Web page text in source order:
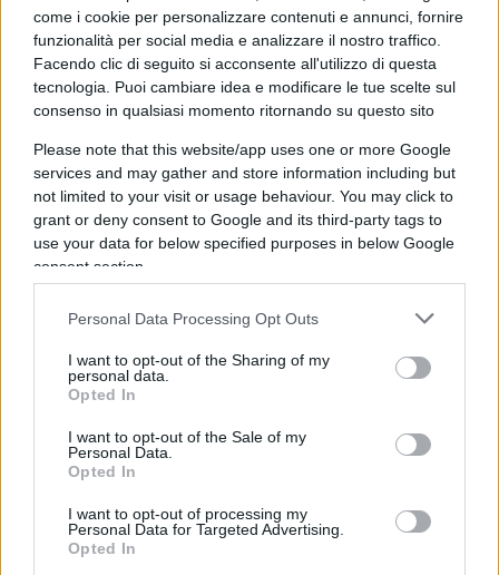
come i cookie per personalizzare contenuti e annunci, fornire
funzionalità per social media e analizzare il nostro traffico.
Facendo clic di seguito si acconsente all'utilizzo di questa
tecnologia. Puoi cambiare idea e modificare le tue scelte sul
consenso in qualsiasi momento ritornando su questo sito
Please note that this website/app uses one or more Google
services and may gather and store information including but
not limited to your visit or usage behaviour. You may click to
grant or deny consent to Google and its third-party tags to
use your data for below specified purposes in below Google
consent section.
Personal Data Processing Opt Outs
I want to opt-out of the Sharing of my
personal data.
Opted In
I want to opt-out of the Sale of my
Personal Data.
Opted In
I want to opt-out of processing my
Personal Data for Targeted Advertising.
Opted In
talk trasmesso daSkytg24, “scimmie al volante” i
dilettanti allo sbaraglio del M5s, sostenendo che
“questo Paese scandito dai proclami di Di Maio è
raccapricciante.” Erano i tempi, per noi liberali da
della povertà da un balcone di Palazzo Chigi
si raccontava, tra le tante frottole propalate dai
grillini, che risparmiando sulle spese militari –
una briciola rispetto al grosso della nostra
smisurata spesa pubblica – e su altri capitoli
marginali, si sarebbero trovati pronta cassa
bisogni della cittadinanza.
Ora, personalmente non ho mai nutrito
tuttavia, dopo i disastri che hanno combinato i
grillini al governo, alias elefanti nella cristalleria,